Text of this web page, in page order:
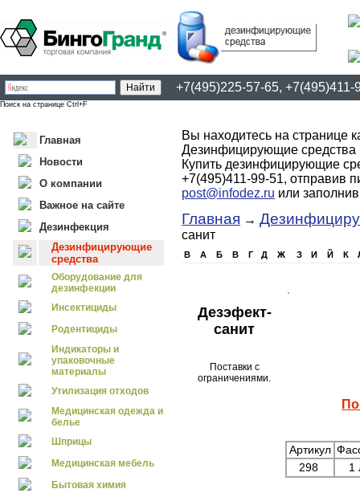
+7(495)225-57-65, +7(495)411-
Поиск на странице Ctrl+F
Главная
Новости
О компании
Важное на сайте
Дезинфекция
Дезинфицирующие
средства
Оборудование для
дезинфекции
Инсектициды
Родентициды
Индикаторы и
упаковочные
материалы
Утилизация отходов
Медицинская одежда и
белье
Шприцы
Медицинская мебель
Бытовая химия
Вы находитесь на странице
Дезинфицирующие средства
Купить дезинфицирующие
+7(495)411-99-51, отправив
post@infodez.ru или
Главная →
санит
B А Б В Г Д Ж З И Й К
Дезэфект-
санит
Поставки с
ограничениями.
Артикул
298
1